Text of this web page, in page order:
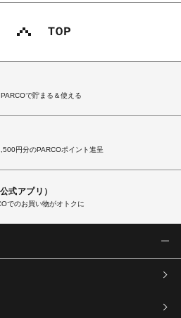
で貯まる＆使える
円分のPARCOポイント進呈
式アプリ）
でのお買い物がオトクに